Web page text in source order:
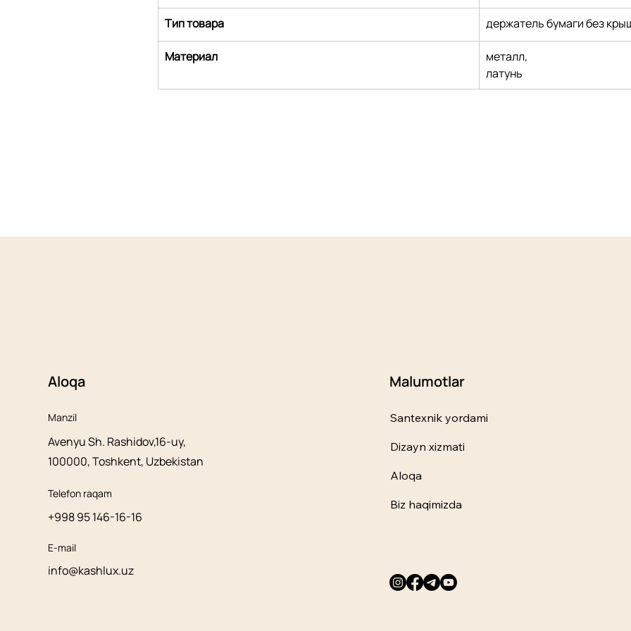
Тип товара держатель бумаги без
Материал
металл,
латунь
Aloqa
Manzil
Avenyu Sh. Rashidov,16-uy,
100000, Toshkent, Uzbekistan
Telefon raqam
+998 95 146-16-16
E-mail
info@kashlux.uz
Malumotlar
Santexnik yordami
Dizayn xizmati
Aloqa
Biz haqimizda